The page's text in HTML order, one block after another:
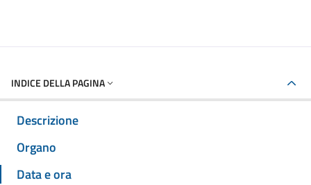
INDICE DELLA PAGINA
Descrizione
Organo
Data e ora